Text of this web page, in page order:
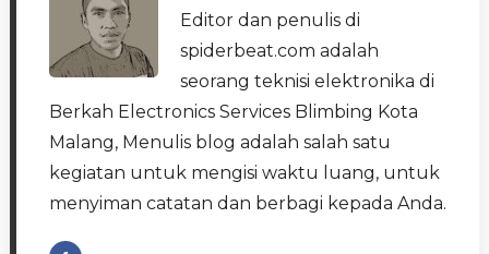
Editor dan penulis di
spiderbeat.com adalah
seorang teknisi elektronika di
Berkah Electronics Services Blimbing Kota
Malang, Menulis blog adalah salah satu
kegiatan untuk mengisi waktu luang, untuk
menyiman catatan dan berbagi kepada Anda.